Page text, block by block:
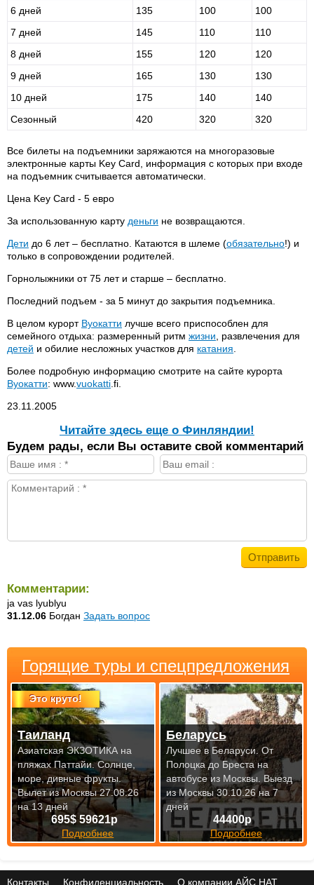
6 дней
135 100
100
7 дней
145 110
110
8 дней
155 120
120
9 дней
165 130
130
10 дней
175 140
140
Сезонный
420 320 320
Все билеты на подъемники заряжаются на многоразовые
электронные карты Key Card, информация с которых при входе
на подъемник считывается автоматически.
Цена Key Card - 5 евро
За использованную карту деньги не возвращаются.
Дети до 6 лет – бесплатно. Катаются в шлеме (обязательно!) и
только в сопровождении родителей.
Горнолыжники от 75 лет и старше – бесплатно.
Последний подъем - за 5 минут до закрытия подъемника.
В целом курорт Вуокатти лучше всего приспособлен для
семейного отдыха: размеренный ритм жизни , развлечения для
детей и обилие несложных участков для катания
Более подробную информацию смотрите на сайте курорта
Вуокатти: www.vuokatti .fi.
23.11.2005
Читайте здесь еще о Финляндии!
Будем рады, если Вы оставите свой комментарий
Комментарии:
ja vas lyublyu
31.12.06 Богдан Задать вопрос
Горящие туры и спецпредложения
Это круто!
695$ 59621р
Подробнее
Таиланд
Азиатская ЭКЗОТИКА на
пляжах Паттайи. Солнце,
море, дивные фрукты.
Вылет из Москвы 27.08.26
на 13 дней
44400р
Подробнее
Беларусь
Лучшее в Беларуси. От
Полоцка до Бреста на
автобусе из Москвы. Выезд
из Москвы 30.10.26 на 7
дней
Контакты Конфиденциальность О компании АЙС НАТ